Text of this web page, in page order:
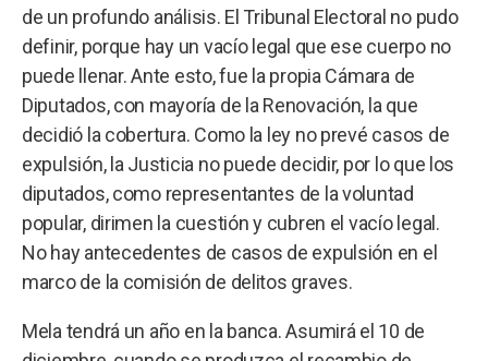
de un profundo análisis. El Tribunal Electoral no pudo
definir, porque hay un vacío legal que ese cuerpo no
puede llenar. Ante esto, fue la propia Cámara de
Diputados, con mayoría de la Renovación, la que
decidió la cobertura. Como la ley no prevé casos de
expulsión, la Justicia no puede decidir, por lo que los
diputados, como representantes de la voluntad
popular, dirimen la cuestión y cubren el vacío legal.
No hay antecedentes de casos de expulsión en el
marco de la comisión de delitos graves.
Mela tendrá un año en la banca. Asumirá el 10 de